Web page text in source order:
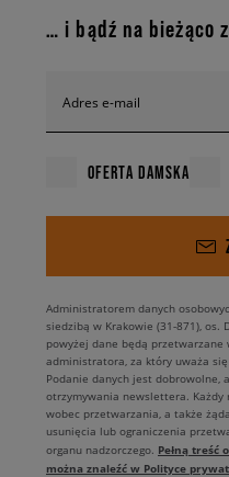
… i bądź na bieżąco
Adres e-mail
OFERTA DAMSKA
Administratorem danych
siedzibą w Krakowie (31-871), os.
powyżej dane będą
administratora, za który uważa się
Podanie danych jest dobrowolne,
otrzymywania newslettera. Każdy
wobec przetwarzania, a także
usunięcia lub ograniczenia
organu nadzorczego. Pełną treść
można znaleźć w Polityce